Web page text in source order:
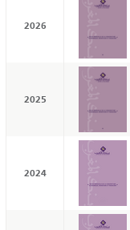
2026
2025
2024